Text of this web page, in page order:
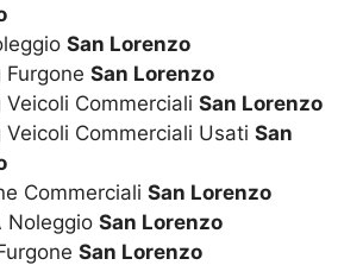
San Lorenzo
Furgone San Lorenzo
Veicoli Commerciali San Lorenzo
Veicoli Commerciali Usati San
Commerciali San Lorenzo
Noleggio San Lorenzo
San Lorenzo